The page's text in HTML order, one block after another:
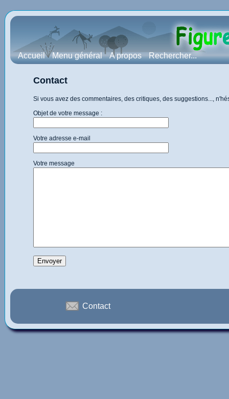
Accueil Menu général A propos Rechercher...
Contact
Si vous avez des commentaires, des critiques, des suggestions...,
Objet de votre message :
Votre adresse e-mail
Votre message
Contact